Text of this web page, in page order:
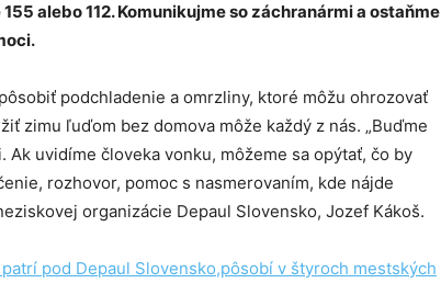
alebo 112. Komunikujme so záchranármi a ostaňme
podchladenie a omrzliny, ktoré môžu ohrozovať
zimu ľuďom bez domova môže každý z nás. „Buďme
uvidíme človeka vonku, môžeme sa opýtať, čo by
rozhovor, pomoc s nasmerovaním, kde nájde
organizácie Depaul Slovensko, Jozef Kákoš.
pod Depaul Slovensko,pôsobí v štyroch mestských